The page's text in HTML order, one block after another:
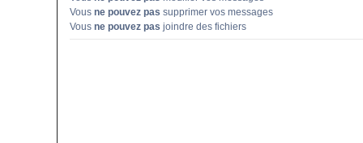
Vous ne pouvez pas supprimer vos messages
Vous ne pouvez pas joindre des fichiers